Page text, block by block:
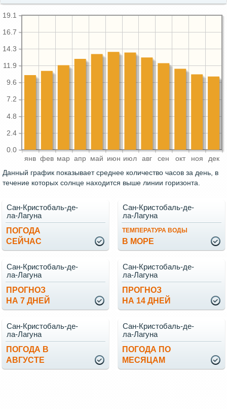
янв фев мар апр май июн июл авг сен окт ноя дек
0.0
2.4
4.8
7.2
9.6
11.9
14.3
16.7
19.1
Данный график показывает среднее количество часов за день, в
течение которых солнце находится выше линии горизонта.
ПОГОДА
СЕЙЧАС
Сан-Кристобаль-де-
ла-Лагуна
ТЕМПЕРАТУРА ВОДЫ
В МОРЕ
Сан-Кристобаль-де-
ла-Лагуна
ПРОГНОЗ
НА 7 ДНЕЙ
Сан-Кристобаль-де-
ла-Лагуна
ПРОГНОЗ
НА 14 ДНЕЙ
Сан-Кристобаль-де-
ла-Лагуна
ПОГОДА В
АВГУСТЕ
Сан-Кристобаль-де-
ла-Лагуна
ПОГОДА ПО
МЕСЯЦАМ
Сан-Кристобаль-де-
ла-Лагуна